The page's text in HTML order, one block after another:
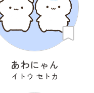
あわにゃん
イトウ セトカ